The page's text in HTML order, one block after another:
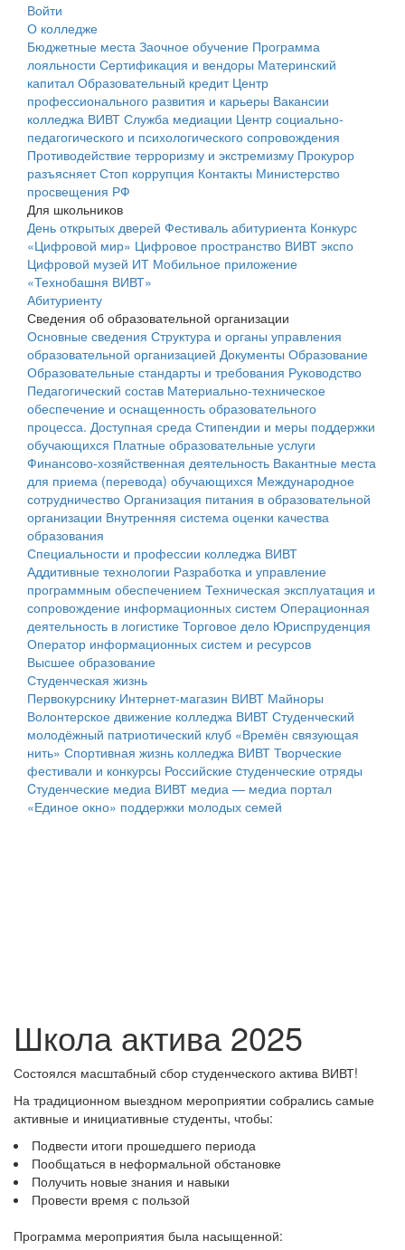
Войти
О колледже
Бюджетные места Заочное обучение Программа
лояльности Сертификация и вендоры Материнский
капитал Образовательный кредит Центр
профессионального развития и карьеры Вакансии
колледжа ВИВТ Служба медиации Центр социально-
педагогического и психологического сопровождения
Противодействие терроризму и экстремизму Прокурор
разъясняетСтоп коррупция Контакты Министерство
просвещения РФ
Для школьников
День открытых дверей Фестиваль абитуриента Конкурс
«Цифровой мир» Цифровое пространство ВИВТ экспо
Цифровой музей ИТ Мобильное приложение
«Технобашня ВИВТ»
Абитуриенту
Сведения об образовательной организации
Основные сведения Структура и органы управления
образовательной организацией Документы Образование
Образовательные стандарты и требования Руководство
Педагогический состав Материально-техническое
обеспечение и оснащенность образовательного
процесса. Доступная среда Стипендии и меры поддержки
обучающихся Платные образовательные услуги
Финансово-хозяйственная деятельность Вакантные места
для приема (перевода) обучающихся Международное
сотрудничество Организация питания в образовательной
организации Внутренняя система оценки качества
образования
Специальности и профессии колледжа ВИВТ
Аддитивные технологии Разработка и управление
программным обеспечением Техническая эксплуатация и
сопровождение информационных систем Операционная
деятельность в логистике Торговое дело Юриспруденция
Оператор информационных систем и ресурсов
Высшее образование
Студенческая жизнь
Первокурснику Интернет-магазин ВИВТ Майноры
Волонтерское движение колледжа ВИВТ Студенческий
молодёжный патриотический клуб «Времён связующая
нить» Спортивная жизнь колледжа ВИВТ Творческие
фестивали и конкурсы Российские cтуденческие отряды
Cтуденческие медиа ВИВТ медиа — медиа портал
«Единое окно» поддержки молодых семей
Школа актива 2025
Состоялся масштабный сбор студенческого актива ВИВТ!
На традиционном выездном мероприятии собрались самые
активные и инициативные студенты, чтобы:
Подвести итоги прошедшего периода
Пообщаться в неформальной обстановке
Получить новые знания и навыки
Провести время с пользой
Программа мероприятия была насыщенной: